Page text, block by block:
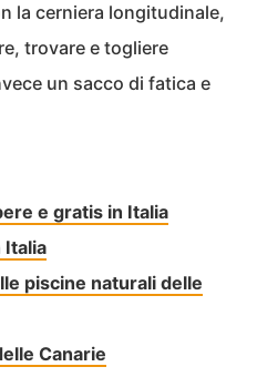
la cerniera longitudinale,
trovare e togliere
un sacco di fatica e
e gratis in Italia
Italia
piscine naturali delle
Canarie